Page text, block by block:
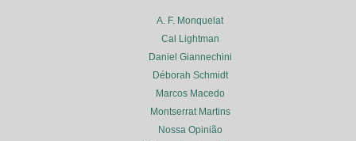
A. F. Monquelat
Cal Lightman
Daniel Giannechini
Déborah Schmidt
Marcos Macedo
Montserrat Martins
Nossa Opinião